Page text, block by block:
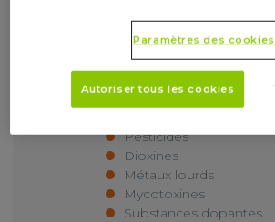
Analyses nutritionnelles
Stabilité produit
Pesticides
Dioxines
Métaux lourds
Mycotoxines
Substances dopantes
Paramètres des cookies
Autoriser tous les cookies